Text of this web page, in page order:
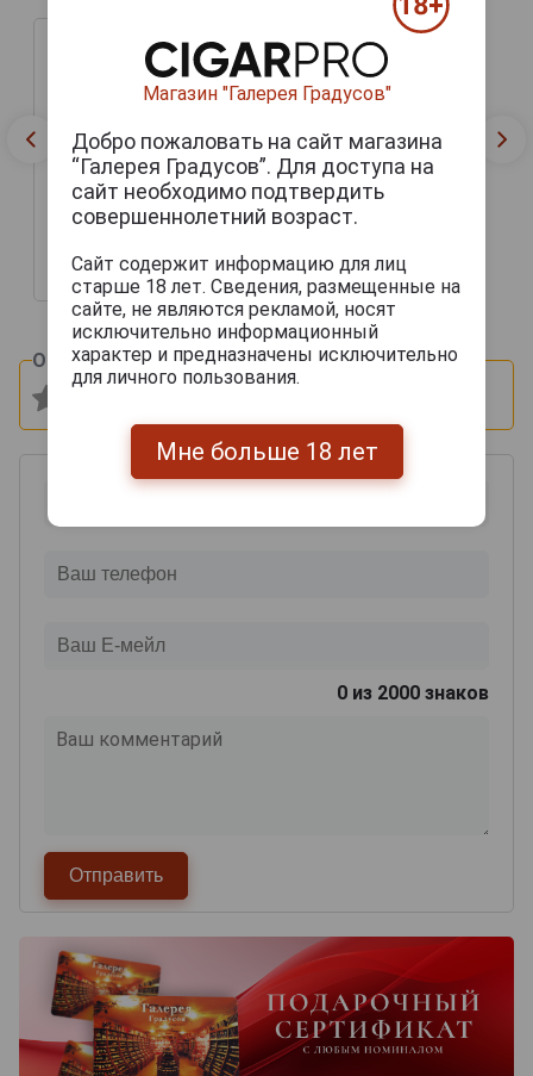
Armagnac Sempe Vieil
1973 years Арманьяк
Семпэ Вьей 1973 года
0.5л в деревянной
18 215 руб.
Оцените и напишите отзыв:
0 из 2000 знаков
Магазин "Галерея Градусов"
Добро пожаловать на сайт магазина
“Галерея Градусов”. Для доступа на
сайт необходимо подтвердить
совершеннолетний возраст.
Сайт содержит информацию для лиц
старше 18 лет. Сведения, размещенные на
сайте, не являются рекламой, носят
исключительно информационный
характер и предназначены исключительно
для личного пользования.
Мне больше 18 лет